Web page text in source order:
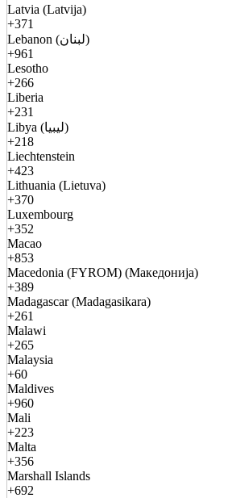
Latvia (Latvija)
+371
Lebanon (لبنان)
+961
Lesotho
+266
Liberia
+231
Libya (ليبيا)
+218
Liechtenstein
+423
Lithuania (Lietuva)
+370
Luxembourg
+352
Macao
+853
Macedonia (FYROM) (Македонија)
+389
Madagascar (Madagasikara)
+261
Malawi
+265
Malaysia
+60
Maldives
+960
Mali
+223
Malta
+356
Marshall Islands
+692